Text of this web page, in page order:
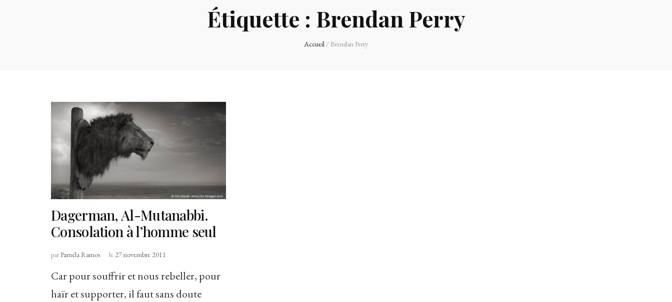
Étiquette : Brendan Perry
Accueil / Brendan Perry
Dagerman, Al-Mutanabbi.
Consolation à l’homme seul
parPaméla Ramos le 27 novembre 2011
Car pour souffrir et nous rebeller, pour
haïr et supporter, il faut sans doute